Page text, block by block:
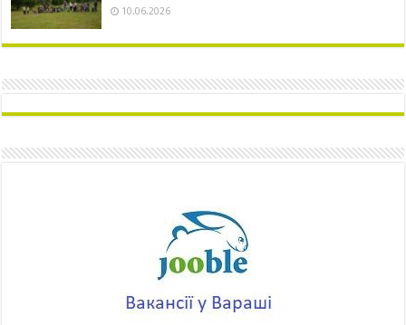
10.06.2026